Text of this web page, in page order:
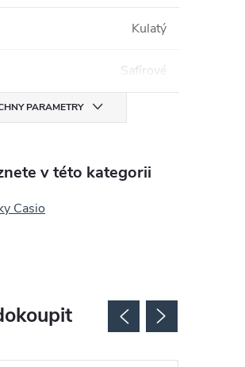
Kulatý
Safírové
PARAMETRY
v této kategorii
Casio